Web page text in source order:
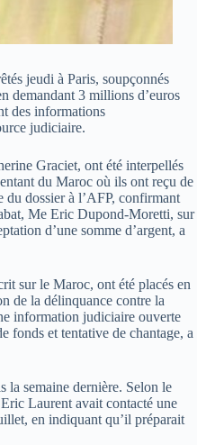
jeudi à Paris, soupçonnés
demandant 3 millions d’euros
des informations
judiciaire.
Graciet, ont été interpellés
du Maroc où ils ont reçu de
du dossier à l’AFP, confirmant
Me Eric Dupond-Moretti, sur
d’une somme d’argent, a
sur le Maroc, ont été placés en
de la délinquance contre la
information judiciaire ouverte
fonds et tentative de chantage, a
la semaine dernière. Selon le
Laurent avait contacté une
en indiquant qu’il préparait